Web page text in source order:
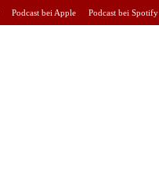
Podcast bei Apple Podcast bei Spotify